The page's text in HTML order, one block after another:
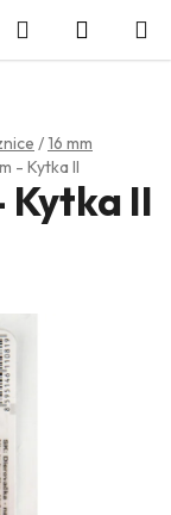
Hledat
KOŠÍK
/16 mm
- Kytka II
Kytka II